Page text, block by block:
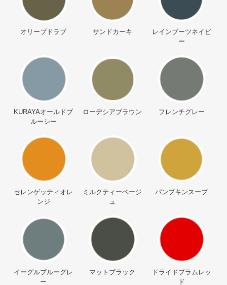
オリーブドラブ サンドカーキ
レインブーツネイビ
ー
KURAYAオールドブ
ルーシー
ローデシアブラウン フレンチグレー
セレンゲッティオレ
ンジ
ミルクティーベージ
ュ
パンプキンスープ
イーグルブルーグレ
ー
マットブラック
ドライドプラムレッ
ド